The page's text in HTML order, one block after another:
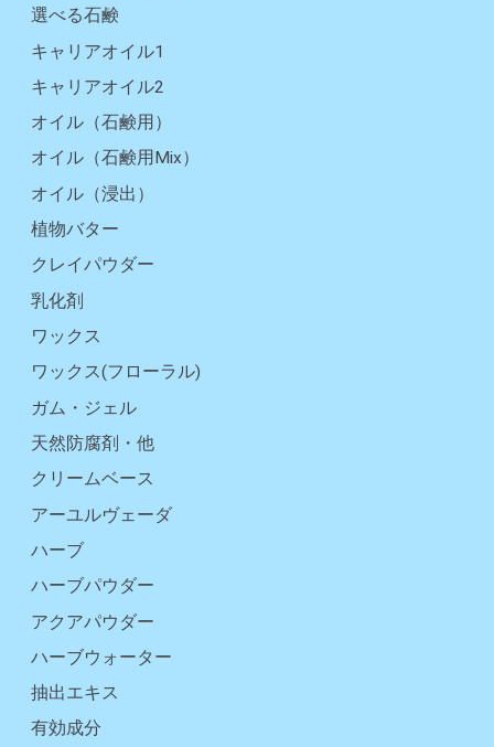
選べる石鹸
キャリアオイル1
キャリアオイル2
オイル（石鹸用）
オイル（石鹸用Mix）
オイル（浸出）
植物バター
クレイパウダー
乳化剤
ワックス
ワックス(フローラル)
ガム・ジェル
天然防腐剤・他
クリームベース
アーユルヴェーダ
ハーブ
ハーブパウダー
アクアパウダー
ハーブウォーター
抽出エキス
有効成分